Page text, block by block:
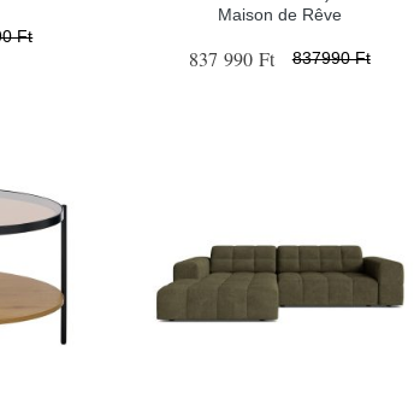
Ft
Maison de Rêve
837 990 Ft 837990 Ft